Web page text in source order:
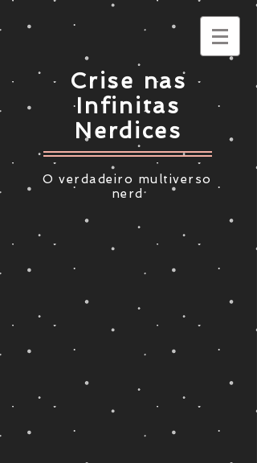
Crise nas
Infinitas
Nerdices
O verdadeiro multiverso
nerd